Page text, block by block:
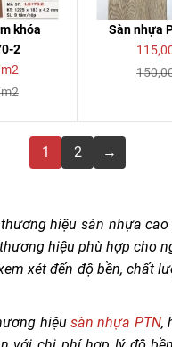
khóa
2
Sàn nhựa
1 2 →
hiệu sàn nhựa cao
hiệu phù hợp cho
xét đến độ bền, chất
hiệu sàn nhựa PTN,